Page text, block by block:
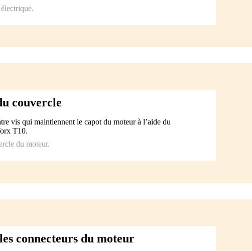
couvercle
vis qui maintiennent le capot du moteur à l’aide du
T10.
du moteur.
connecteurs du moteur